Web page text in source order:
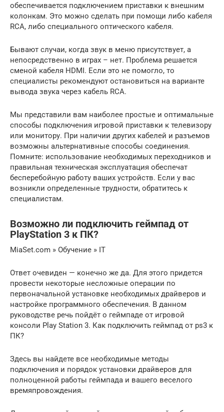
обеспечивается подключением приставки к внешним
колонкам. Это можно сделать при помощи либо кабеля
RCA, либо специального оптического кабеля.
Бывают случаи, когда звук в меню присутствует, а
непосредственно в играх – нет. Проблема решается
сменой кабеля HDMI. Если это не помогло, то
специалисты рекомендуют остановиться на варианте
вывода звука через кабель RCA.
Мы представили вам наиболее простые и оптимальные
способы подключения игровой приставки к телевизору
или монитору. При наличии других кабелей и разъемов
возможны альтернативные способы соединения.
Помните: использование необходимых переходников и
правильная техническая эксплуатация обеспечат
бесперебойную работу ваших устройств. Если у вас
возникли определенные трудности, обратитесь к
специалистам.
Возможно ли подключить геймпад от
PlayStation 3 к ПК?
MiaSet.com » Обучение » IT
Ответ очевиден — конечно же да. Для этого придется
провести некоторые несложные операции по
первоначальной установке необходимых драйверов и
настройке программного обеспечения. В данном
руководстве речь пойдёт о геймпаде от игровой
консоли Play Station 3. Как подключить геймпад от ps3 к
ПК?
Здесь вы найдете все необходимые методы
подключения и порядок установки драйверов для
полноценной работы геймпада и вашего веселого
времяпровождения.